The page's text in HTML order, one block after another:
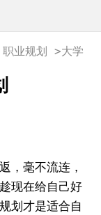
职业规划 >大学
毫不流连，
现在给自己好
划才是适合自